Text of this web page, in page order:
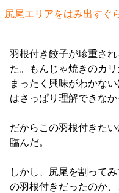
尻尾エリアをはみ出すぐ
羽根付き餃子が珍重さ
た。もんじゃ焼きのカ
まったく興味がわかな
はさっぱり理解できな
だからこの羽根付きた
臨んだ。
しかし、尻尾を割って
の羽根付きだったのか、